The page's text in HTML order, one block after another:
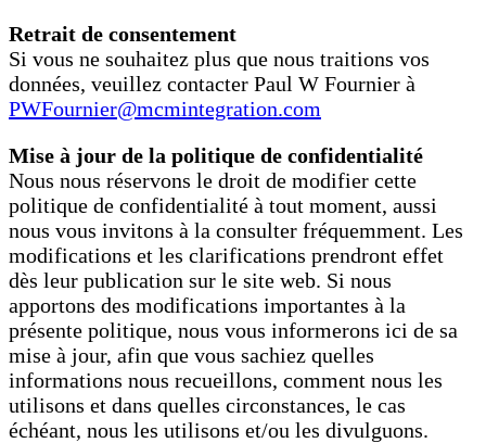
Retrait de consentement
Si vous ne souhaitez plus que nous traitions vos
données, veuillez contacter Paul W Fournier à
PWFournier@mcmintegration.com
Mise à jour de la politique de confidentialité
Nous nous réservons le droit de modifier cette
politique de confidentialité à tout moment, aussi
nous vous invitons à la consulter fréquemment. Les
modifications et les clarifications prendront effet
dès leur publication sur le site web. Si nous
apportons des modifications importantes à la
présente politique, nous vous informerons ici de sa
mise à jour, afin que vous sachiez quelles
informations nous recueillons, comment nous les
utilisons et dans quelles circonstances, le cas
échéant, nous les utilisons et/ou les divulguons.